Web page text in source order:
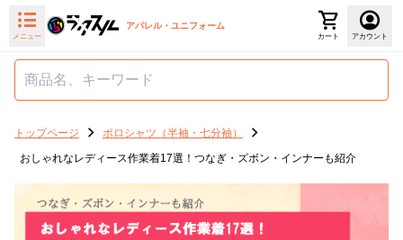
メニュー
アパレル・ユニフォーム
カート アカウント
トップページ
ポロシャツ（半袖・七分袖）
おしゃれなレディース作業着17選！つなぎ・ズボン・インナーも紹介